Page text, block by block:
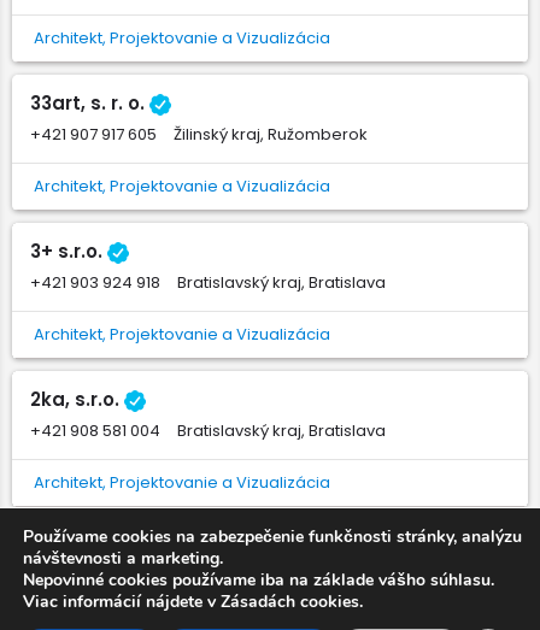
Architekt, Projektovanie a Vizualizácia
33art, s. r. o.
+421 907 917 605 Žilinský kraj, Ružomberok
Architekt, Projektovanie a Vizualizácia
3+ s.r.o.
+421 903 924 918 Bratislavský kraj, Bratislava
Architekt, Projektovanie a Vizualizácia
2ka, s.r.o.
+421 908 581 004 Bratislavský kraj, Bratislava
Architekt, Projektovanie a Vizualizácia
"arz" architektonické štúdio
+421 904 462 600 Košický kraj, Košice
Používame cookies na zabezpečenie funkčnosti stránky, analýzu
návštevnosti a marketing.
Nepovinné cookies používame iba na základe vášho súhlasu.
Viac informácií nájdete v Zásadách cookies.